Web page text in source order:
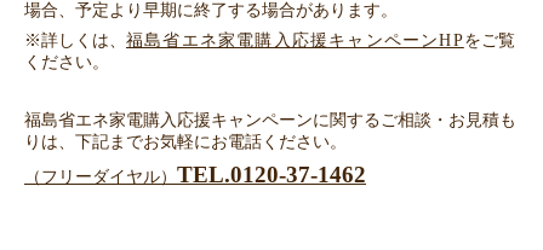
場合、予定より早期に終了する場合があります。
※詳しくは、 福島省エネ家電購入応援キャンペーンHPをご覧
ください。
福島省エネ家電購入応援キャンペーンに関するご相談・お見積も
りは、下記までお気軽にお電話ください。
（フリーダイヤル） TEL.0120-37-1462